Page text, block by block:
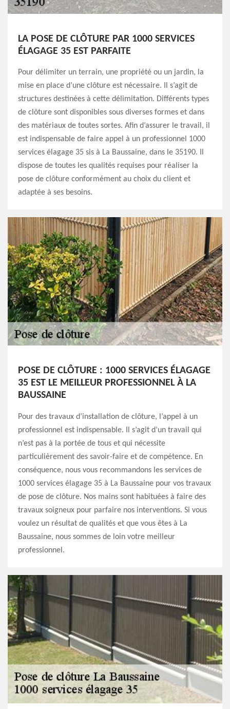
LA POSE DE CLÔTURE PAR 1000 SERVICES
ÉLAGAGE 35 EST PARFAITE
Pour délimiter un terrain, une propriété ou un jardin, la
mise en place d’une clôture est nécessaire. Il s’agit de
structures destinées à cette délimitation. Différents types
de clôture sont disponibles sous diverses formes et dans
des matériaux de toutes sortes. Afin d’assurer le travail, il
est indispensable de faire appel à un professionnel 1000
services élagage 35 sis à La Baussaine, dans le 35190. Il
dispose de toutes les qualités requises pour réaliser la
pose de clôture conformément au choix du client et
adaptée à ses besoins.
POSE DE CLÔTURE : 1000 SERVICES ÉLAGAGE
35 EST LE MEILLEUR PROFESSIONNEL À LA
BAUSSAINE
Pour des travaux d’installation de clôture, l’appel à un
professionnel est indispensable. Il s’agit d’un travail qui
n’est pas à la portée de tous et qui nécessite
particulièrement des savoir-faire et de compétence. En
conséquence, nous vous recommandons les services de
1000 services élagage 35 à La Baussaine pour vos travaux
de pose de clôture. Nos mains sont habituées à faire des
travaux soigneux pour parfaire nos interventions. Si vous
voulez un résultat de qualités et que vous êtes à La
Baussaine, nous sommes de loin votre meilleur
professionnel.